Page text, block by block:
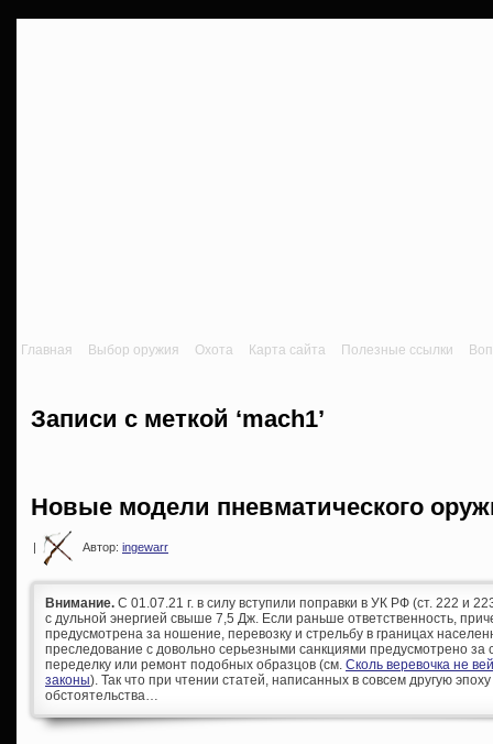
Главная Выбор оружия Охота Карта сайта Полезные ссылки
Записи с меткой ‘mach1’
Новые модели пневматического
| Автор: ingewarr
Внимание. С 01.07.21 г. в силу вступили поправки в УК РФ (ст. 222 и
с дульной энергией свыше 7,5 Дж. Если раньше ответственность,
предусмотрена за ношение, перевозку и стрельбу в границах
преследование с довольно серьезными санкциями предусмотрено за
переделку или ремонт подобных образцов (см. Сколь веревочка не
законы). Так что при чтении статей, написанных в совсем другую
обстоятельства…